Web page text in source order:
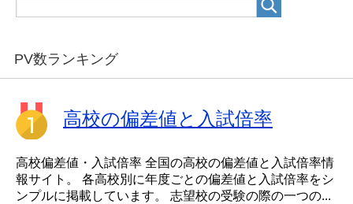
PV数ランキング
高校の偏差値と入試倍率
高校偏差値・入試倍率 全国の高校の偏差値と入試倍率情
報サイト。 各高校別に年度ごとの偏差値と入試倍率をシ
ンプルに掲載しています。 志望校の受験の際の一つの...